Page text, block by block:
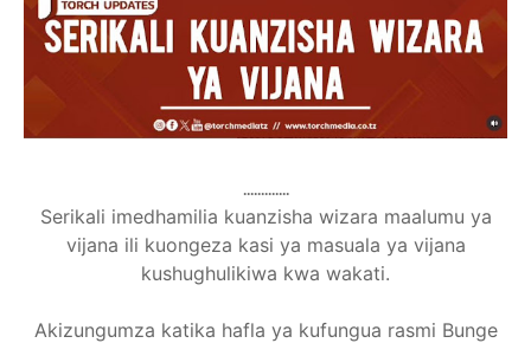
.............
Serikali imedhamilia kuanzisha wizara maalumu ya
vijana ili kuongeza kasi ya masuala ya vijana
kushughulikiwa kwa wakati.
Akizungumza katika hafla ya kufungua rasmi Bunge